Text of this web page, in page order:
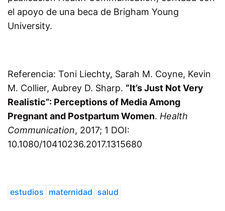
el apoyo de una beca de Brigham Young
University.
Referencia: Toni Liechty, Sarah M. Coyne, Kevin
M. Collier, Aubrey D. Sharp. “It’s Just Not Very
Realistic”: Perceptions of Media Among
Pregnant and Postpartum Women. Health
Communication, 2017; 1 DOI:
10.1080/10410236.2017.1315680
estudios maternidad salud